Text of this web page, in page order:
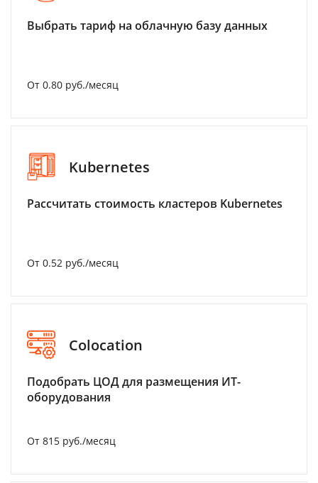
Выбрать тариф на облачную базу данных
От 0.80 руб./месяц
Kubernetes
Рассчитать стоимость кластеров Kubernetes
От 0.52 руб./месяц
Colocation
Подобрать ЦОД для размещения ИТ-
оборудования
От 815 руб./месяц